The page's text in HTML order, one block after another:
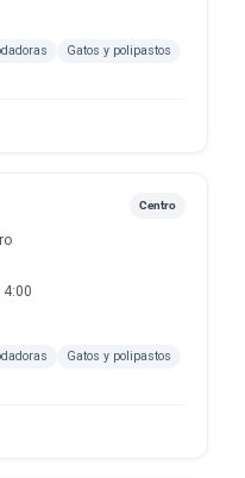
Gatos y polipastos
Centro
Gatos y polipastos